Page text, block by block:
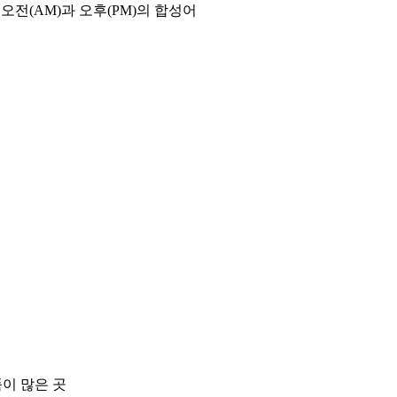
전(AM)과 오후(PM)의 합성어
많은 곳